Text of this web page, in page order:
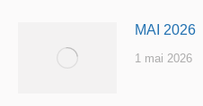
MAI 2026
1 mai 2026